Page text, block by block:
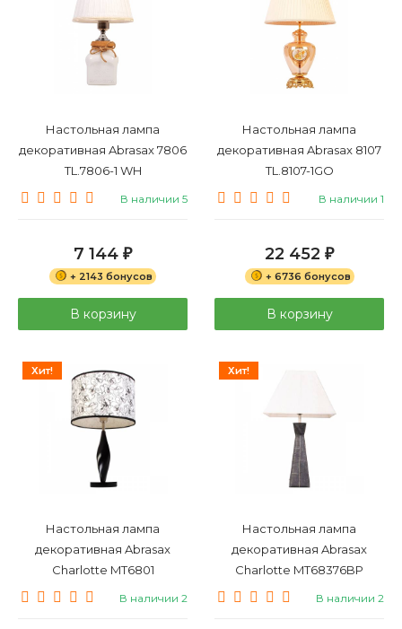
Настольная лампа
декоративная Abrasax 7806
TL.7806-1 WH
В наличии 5
7 144 ₽
+ 2143 бонусов
В корзину
Настольная лампа
декоративная Abrasax 8107
TL.8107-1GO
В наличии 1
22 452 ₽
+ 6736 бонусов
В корзину
Хит!
Настольная лампа
декоративная Abrasax
Charlotte MT6801
В наличии 2
Хит!
Настольная лампа
декоративная Abrasax
Charlotte MT68376BP
В наличии 2